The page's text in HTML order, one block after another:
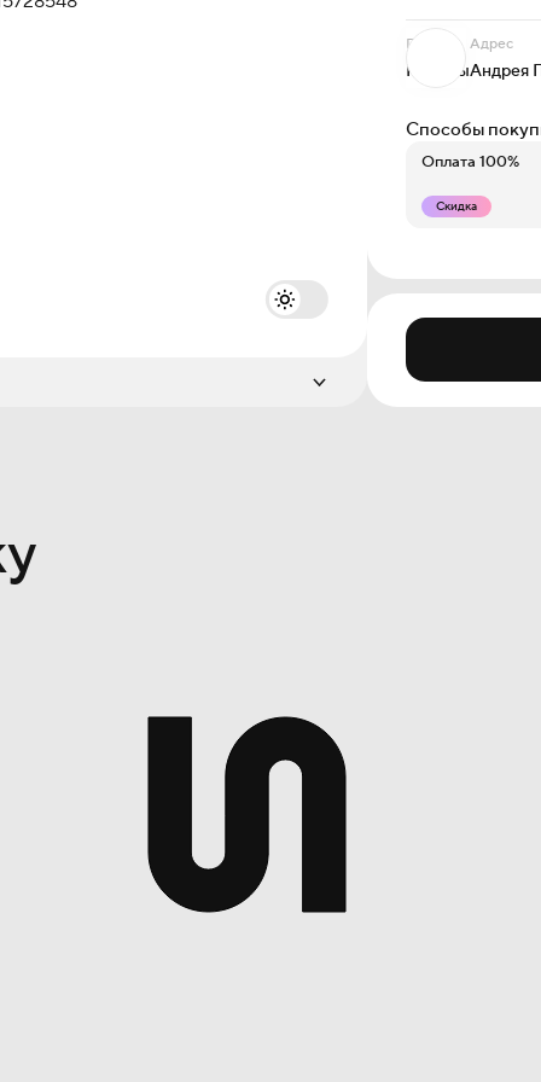
Проект
Мотивы
Адрес
Андрея
Способы
Оплата 100%
Скидка